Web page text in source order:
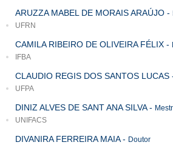
ARUZZA MABEL DE MORAIS ARAÚJO -
UFRN
CAMILA RIBEIRO DE OLIVEIRA FÉLIX -
IFBA
CLAUDIO REGIS DOS SANTOS LUCAS
UFPA
DINIZ ALVES DE SANT ANA SILVA-
UNIFACS
DIVANIRA FERREIRA MAIA- Doutor